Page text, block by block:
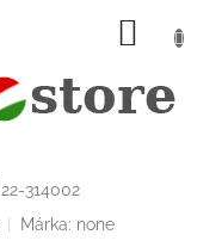
KOSÁR
22-314002
Márka: none